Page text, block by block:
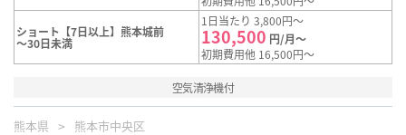
ショート【7日以上】熊本城前
～30日未満
1日当たり 3,800円～
130,500 円/月～
初期費用他 16,500円～
空気清浄機付
熊本県 熊本市中央区